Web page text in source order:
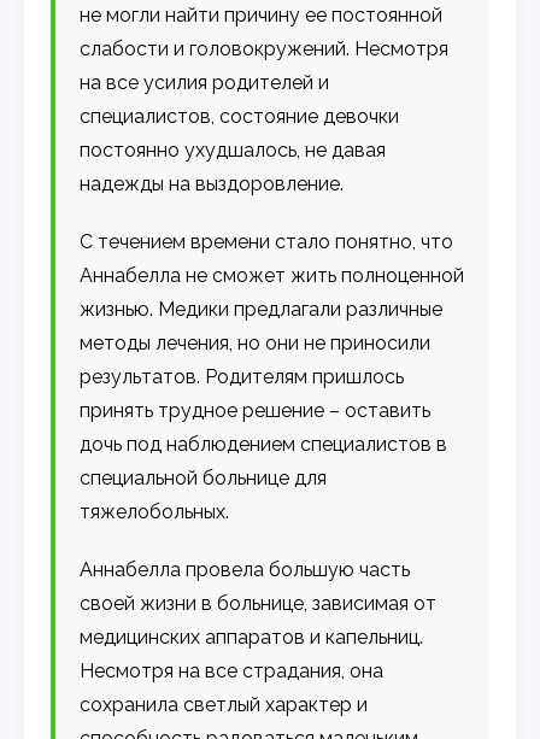
не могли найти причину ее постоянной
слабости и головокружений. Несмотря
на все усилия родителей и
специалистов, состояние девочки
постоянно ухудшалось, не давая
надежды на выздоровление.
С течением времени стало понятно, что
Аннабелла не сможет жить полноценной
жизнью. Медики предлагали различные
методы лечения, но они не приносили
результатов. Родителям пришлось
принять трудное решение – оставить
дочь под наблюдением специалистов в
специальной больнице для
тяжелобольных.
Аннабелла провела большую часть
своей жизни в больнице, зависимая от
медицинских аппаратов и капельниц.
Несмотря на все страдания, она
сохранила светлый характер и